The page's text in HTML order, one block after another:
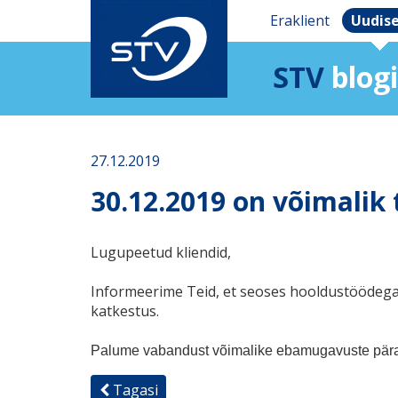
Eraklient
STV blogi
27.12.2019
30.12.2019 on
Lugupeetud kliendid,
Informeerime Teid, et seoses
katkestus.
Palume vabandust võimalike ebamugavuste
Tagasi